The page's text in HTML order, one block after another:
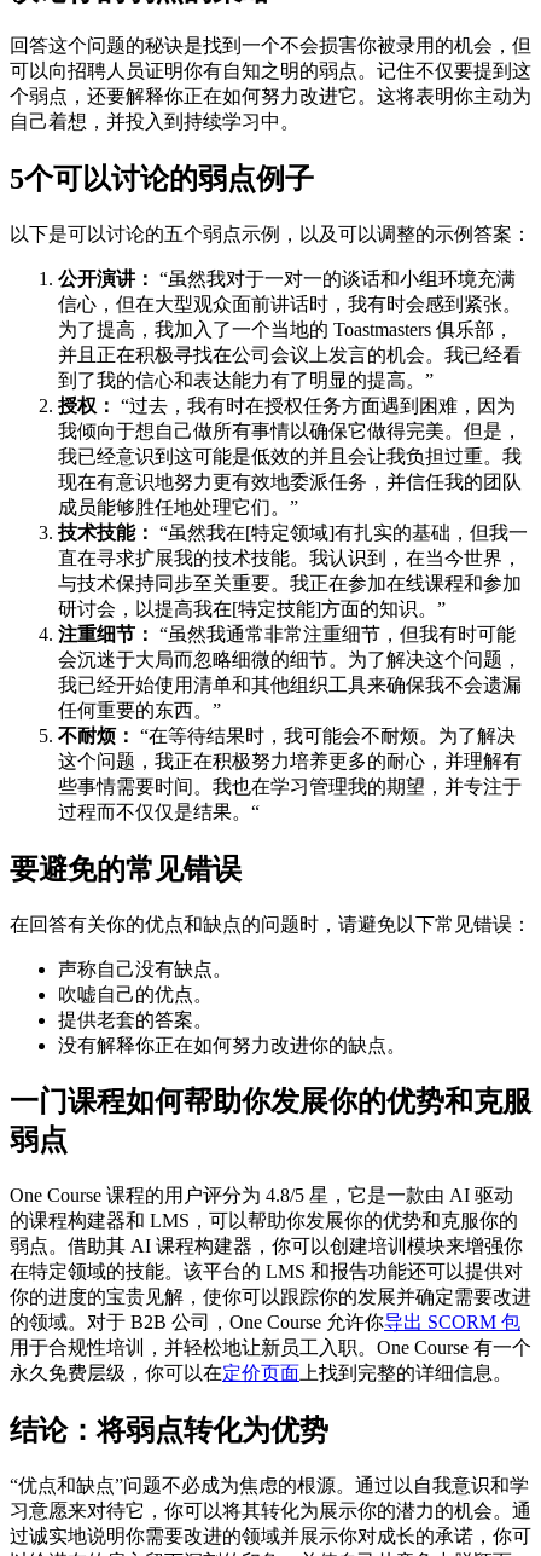
回答这个问题的秘诀是找到一个不会损害你被录用的机会，但
可以向招聘人员证明你有自知之明的弱点。记住不仅要提到这
个弱点，还要解释你正在如何努力改进它。这将表明你主动为
自己着想，并投入到持续学习中。
5个可以讨论的弱点例子
以下是可以讨论的五个弱点示例，以及可以调整的示例答案：
公开演讲： “虽然我对于一对一的谈话和小组环境充满
信心，但在大型观众面前讲话时，我有时会感到紧张。
为了提高，我加入了一个当地的 Toastmasters 俱乐部，
并且正在积极寻找在公司会议上发言的机会。我已经看
到了我的信心和表达能力有了明显的提高。”
授权： “过去，我有时在授权任务方面遇到困难，因为
我倾向于想自己做所有事情以确保它做得完美。但是，
我已经意识到这可能是低效的并且会让我负担过重。我
现在有意识地努力更有效地委派任务，并信任我的团队
成员能够胜任地处理它们。”
技术技能： “虽然我在[特定领域]有扎实的基础，但我一
直在寻求扩展我的技术技能。我认识到，在当今世界，
与技术保持同步至关重要。我正在参加在线课程和参加
研讨会，以提高我在[特定技能]方面的知识。”
注重细节： “虽然我通常非常注重细节，但我有时可能
会沉迷于大局而忽略细微的细节。为了解决这个问题，
我已经开始使用清单和其他组织工具来确保我不会遗漏
任何重要的东西。”
不耐烦： “在等待结果时，我可能会不耐烦。为了解决
这个问题，我正在积极努力培养更多的耐心，并理解有
些事情需要时间。我也在学习管理我的期望，并专注于
过程而不仅仅是结果。“
要避免的常见错误
在回答有关你的优点和缺点的问题时，请避免以下常见错误：
声称自己没有缺点。
吹嘘自己的优点。
提供老套的答案。
没有解释你正在如何努力改进你的缺点。
一门课程如何帮助你发展你的优势和克服
弱点
One Course 课程的用户评分为 4.8/5 星，它是一款由 AI 驱动
的课程构建器和 LMS，可以帮助你发展你的优势和克服你的
弱点。借助其 AI 课程构建器，你可以创建培训模块来增强你
在特定领域的技能。该平台的 LMS 和报告功能还可以提供对
你的进度的宝贵见解，使你可以跟踪你的发展并确定需要改进
的领域。对于 B2B 公司，One Course 允许你导出 SCORM 包
用于合规性培训，并轻松地让新员工入职。One Course 有一个
永久免费层级，你可以在定价页面 上找到完整的详细信息。
结论：将弱点转化为优势
“优点和缺点”问题不必成为焦虑的根源。通过以自我意识和学
习意愿来对待它，你可以将其转化为展示你的潜力的机会。通
过诚实地说明你需要改进的领域并展示你对成长的承诺，你可